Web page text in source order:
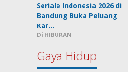
Seriale Indonesia 2026 di
Bandung Buka Peluang
Kar…
Di HIBURAN
Gaya Hidup